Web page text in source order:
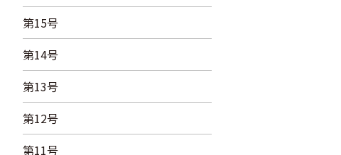
第15号
第14号
第13号
第12号
第11号